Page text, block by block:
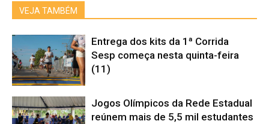
VEJA TAMBÉM
Entrega dos kits da 1ª Corrida
Sesp começa nesta quinta-feira
(11)
Jogos Olímpicos da Rede Estadual
reúnem mais de 5,5 mil estudantes